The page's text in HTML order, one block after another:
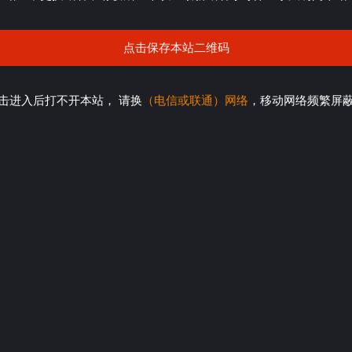
点击保存本站二维码
进入后打不开本站， 请换 （电信或联通）网络 ，移动网络频繁屏